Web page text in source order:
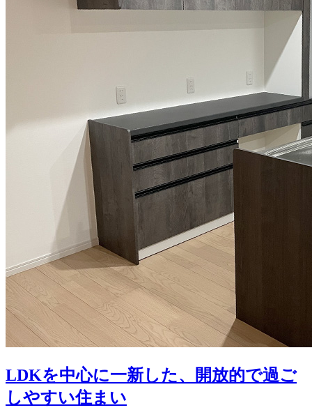
LDKを中心に一新した、開放的で過ご
しやすい住まい